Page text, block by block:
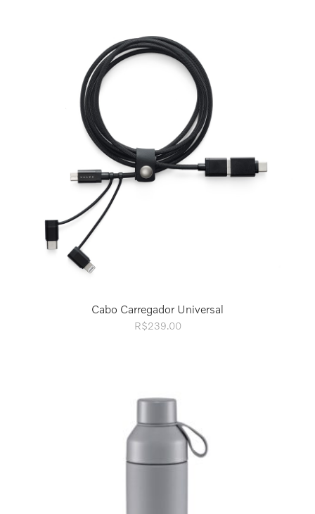
Cabo Carregador Universal
R$239.00